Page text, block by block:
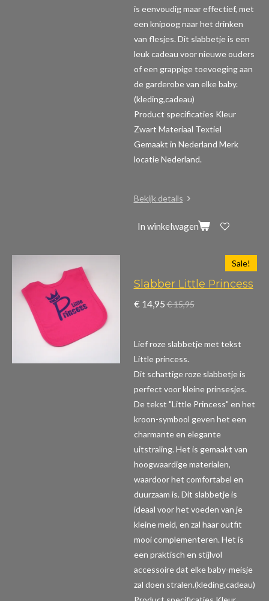
is eenvoudig maar effectief, met
een knipoog naar het drinken
van flesjes. Dit slabbetje is een
leuk cadeau voor nieuwe ouders
of een grappige toevoeging aan
de garderobe van elke baby.
(kleding,cadeau)
Product specificaties Kleur
Zwart Materiaal Textiel
Gemaakt in Nederland Merk
locatie Nederland.
Bekijk details
In winkelwagen
Sale!
Slabber Little Princess
€ 14,95 € 15,95
Lief roze slabbetje met tekst
Little princess.
Dit schattige roze slabbetje is
perfect voor kleine prinsesjes.
De tekst "Little Princess" en het
kroon-symbool geven het een
charmante en elegante
uitstraling. Het is gemaakt van
hoogwaardige materialen,
waardoor het comfortabel en
duurzaam is. Dit slabbetje is
ideaal voor het voeden van je
kleine meid, en zal haar outfit
mooi complementeren. Het is
een praktisch en stijlvol
accessoire dat elke baby-meisje
zal doen stralen.(kleding,cadeau)